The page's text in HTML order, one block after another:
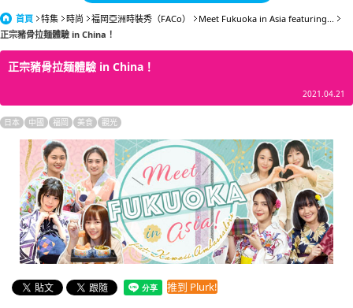
日本語
한국어
English
ภาษาไทย
tiéng Viêt
Bahasa Indonesia
首頁 特集 時尚 福岡亞洲時裝秀（FACo）
Meet Fukuoka in Asia featuring...
正宗豬骨拉麺體驗 in China！
正宗豬骨拉麺體驗 in China！
2021.04.21
日本 中國 福岡 美食 觀光
推到 Plurk!